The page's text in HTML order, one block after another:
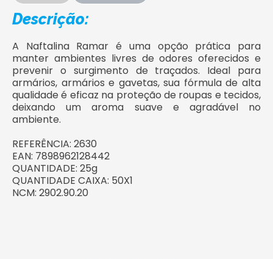
Descrição:
A Naftalina Ramar é uma opção prática para
manter ambientes livres de odores oferecidos e
prevenir o surgimento de traçados. Ideal para
armários, armários e gavetas, sua fórmula de alta
qualidade é eficaz na proteção de roupas e tecidos,
deixando um aroma suave e agradável no
ambiente.
REFERÊNCIA: 2630
EAN: 7898962128442
QUANTIDADE: 25g
QUANTIDADE CAIXA: 50X1
NCM: 2902.90.20